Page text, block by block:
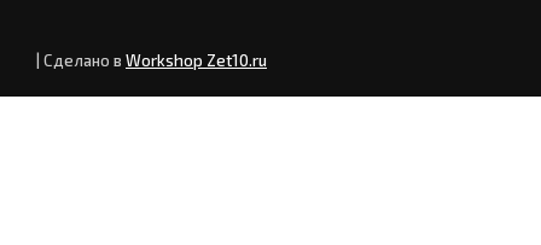
| Сделано в Workshop Zet10.ru